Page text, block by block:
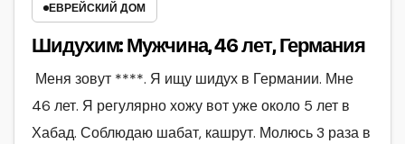
ЕВРЕЙСКИЙ ДОМ
Шидухим: Мужчина, 46 лет, Германия
Меня зовут ****. Я ищу шидух в Германии. Мне
46 лет. Я регулярно хожу вот уже около 5 лет в
Хабад. Соблюдаю шабат, кашрут. Молюсь 3 раза в